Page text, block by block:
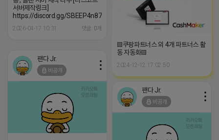
서버제작링크]
https://discord.gg/SBEEP4n87z
2026-04-17 10:31 댓글: 0개
▤쿠팡파트너스 외 4개 파트너스 활
동 자동화▤
2024-12-12 17:02:50
팬다 Jr.
비공개
팬다 Jr.
비공개